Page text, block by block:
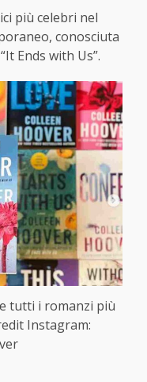
più celebri nel
conosciuta
Ends with Us”.
tutti i romanzi più
Instagram: